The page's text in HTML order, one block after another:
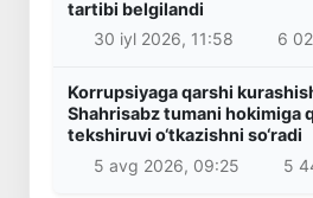
tartibi belgilandi
30 iyl 2026, 11:58
6
Korrupsiyaga qarshi
Shahrisabz tumani hokimiga
tekshiruvi o‘tkazishni so‘radi
5 avg 2026, 09:25
5